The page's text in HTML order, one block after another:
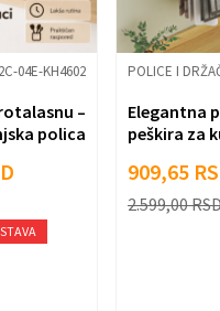
2C-04E-KH4602
–
polica
POLICE I
Elegantna
peškira za
909,65
2.599,00